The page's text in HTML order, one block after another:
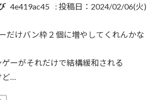
4e419ac45 : 投稿日：2024/02/06(火)
だけバン枠２個に増やしてくれんかな
ーがそれだけで結構緩和される
ど…